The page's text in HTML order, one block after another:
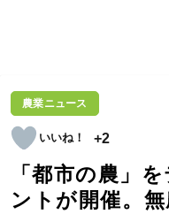
農業ニュース
+2
「都市の農」
ントが開催。